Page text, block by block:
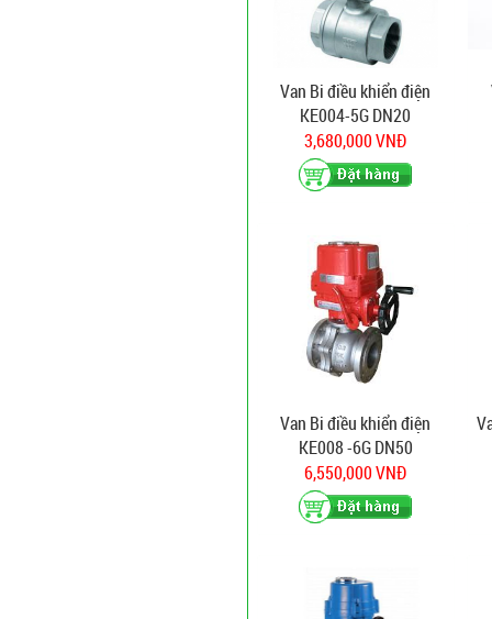
Van Bi điều khiển điện
KE004-5G DN20
3,680,000 VNĐ
Van Bi điều khiển điện
KE008 -6G DN50
6,550,000 VNĐ